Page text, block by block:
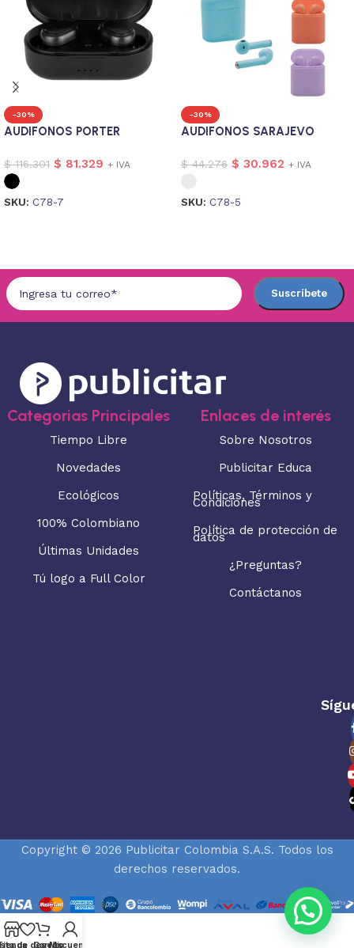
-30%
AUDIFONOS PORTER
$116.301 $ 81.329 + IVA
SKU: C78-7
-30%
AUDIFONOS SARAJEVO
$44.276 $ 30.962 + IVA
SKU: C78-5
Categorias Principales
Tiempo Libre
Novedades
Ecológicos
100% Colombiano
Últimas Unidades
Tú logo a Full Color
Enlaces de interés
Sobre Nosotros
Publicitar Educa
Políticas, Términos y
Condiciones
Política de protección de
datos
¿Preguntas?
Contáctanos
Copyright © 2026 Publicitar Colombia S.A.S. Todos los
derechos reservados.
de deseos
CarritoMi cuenta